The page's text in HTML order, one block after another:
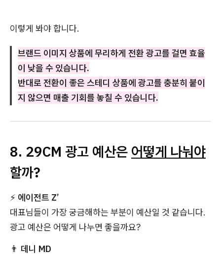
이렇게 봐야 합니다.
브랜드 이미지 상품에 무리하게 전환 광고를 걸면 효율
이 낮을 수 있습니다.
반대로 전환이 좋은 스테디 상품에 광고를 충분히 붙이
지 않으면 매출 기회를 놓칠 수 있습니다.
8. 29CM 광고 예산은 어떻게 나눠야
할까?
⚡ 에이전트 Z’
대표님들이 가장 궁금해하는 부분이 예산일 것 같습니다.
광고 예산은 어떻게 나누면 좋을까요?
👨 데니 MD